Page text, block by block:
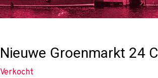
Nieuwe Groenmarkt 24 C
Verkocht